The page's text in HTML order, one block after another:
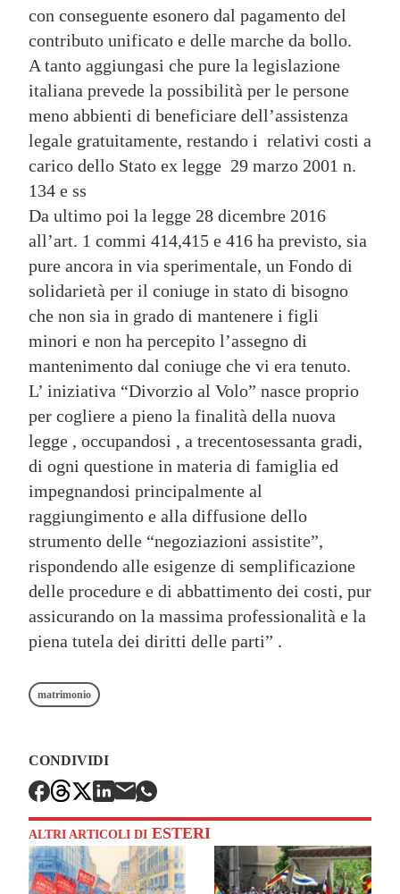
con conseguente esonero dal pagamento del
contributo unificato e delle marche da bollo.
A tanto aggiungasi che pure la legislazione
italiana prevede la possibilità per le persone
meno abbienti di beneficiare dell’assistenza
legale gratuitamente, restando i relativi costi a
carico dello Stato ex legge 29 marzo 2001 n.
134 e ss
Da ultimo poi la legge 28 dicembre 2016
all’art. 1 commi 414,415 e 416 ha previsto, sia
pure ancora in via sperimentale, un Fondo di
solidarietà per il coniuge in stato di bisogno
che non sia in grado di mantenere i figli
minori e non ha percepito l’assegno di
mantenimento dal coniuge che vi era tenuto.
L’ iniziativa “Divorzio al Volo” nasce proprio
per cogliere a pieno la finalità della nuova
legge , occupandosi , a trecentosessanta gradi,
di ogni questione in materia di famiglia ed
impegnandosi principalmente al
raggiungimento e alla diffusione dello
strumento delle “negoziazioni assistite”,
rispondendo alle esigenze di semplificazione
delle procedure e di abbattimento dei costi, pur
assicurando on la massima professionalità e la
piena tutela dei diritti delle parti” .
matrimonio
CONDIVIDI
ALTRI ARTICOLI DI ESTERI